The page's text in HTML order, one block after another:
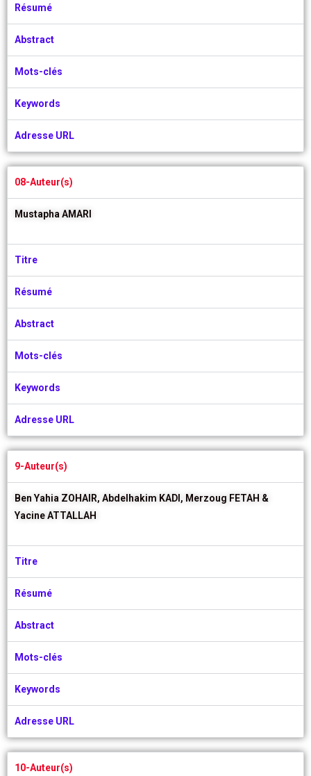
Résumé
Abstract
Mots-clés
Keywords
Adresse URL
08-Auteur(s)
Mustapha AMARI
Titre
Résumé
Abstract
Mots-clés
Keywords
Adresse URL
9-Auteur(s)
Ben Yahia ZOHAIR, Abdelhakim KADI, Merzoug FETAH &
Yacine ATTALLAH
Titre
Résumé
Abstract
Mots-clés
Keywords
Adresse URL
10-Auteur(s)